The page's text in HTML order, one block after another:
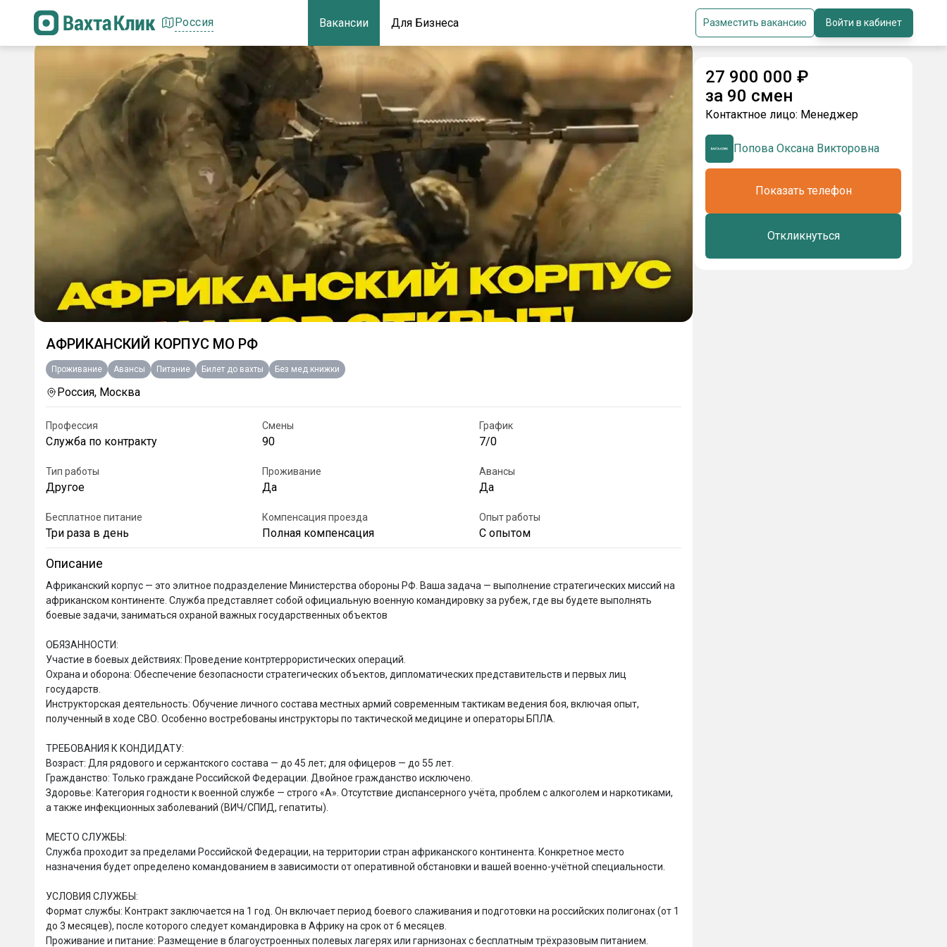
Россия Вакансии Для Бизнеса Разместить вакансию Войти в кабинет
АФРИКАНСКИЙ КОРПУС МО РФ
Проживание Авансы Питание Билет до вахты Без мед.книжки
Россия, Москва
Профессия
Служба по контракту
Смены
90
График
7/0
Тип работы
Другое
Проживание
Да
Авансы
Да
Бесплатное питание
Три раза в день
Компенсация проезда
Полная компенсация
Опыт работы
С опытом
Описание
Африканский корпус — это элитное подразделение Министерства обороны РФ. Ваша задача — выполнение стратегических миссий на
африканском континенте. Служба представляет собой официальную военную командировку за рубеж, где вы будете выполнять
боевые задачи, заниматься охраной важных государственных объектов
ОБЯЗАННОСТИ:
Участие в боевых действиях: Проведение контртеррористических операций.
Охрана и оборона: Обеспечение безопасности стратегических объектов, дипломатических представительств и первых лиц
государств.
Инструкторская деятельность: Обучение личного состава местных армий современным тактикам ведения боя, включая опыт,
полученный в ходе СВО. Особенно востребованы инструкторы по тактической медицине и операторы БПЛА.
ТРЕБОВАНИЯ К КОНДИДАТУ:
Возраст: Для рядового и сержантского состава — до 45 лет; для офицеров — до 55 лет.
Гражданство: Только граждане Российской Федерации. Двойное гражданство исключено.
Здоровье: Категория годности к военной службе — строго «А». Отсутствие диспансерного учёта, проблем с алкоголем и наркотиками,
а также инфекционных заболеваний (ВИЧ/СПИД, гепатиты).
МЕСТО СЛУЖБЫ:
Служба проходит за пределами Российской Федерации, на территории стран африканского континента. Конкретное место
назначения будет определено командованием в зависимости от оперативной обстановки и вашей военно-учётной специальности.
УСЛОВИЯ СЛУЖБЫ:
Формат службы: Контракт заключается на 1 год. Он включает период боевого слаживания и подготовки на российских полигонах (от 1
до 3 месяцев), после которого следует командировка в Африку на срок от 6 месяцев.
Проживание и питание: Размещение в благоустроенных полевых лагерях или гарнизонах с бесплатным трёхразовым питанием.
27 900 000 ₽
за 90 смен
Контактное лицо: Менеджер
Попова Оксана Викторовна
Показать телефон
Откликнуться